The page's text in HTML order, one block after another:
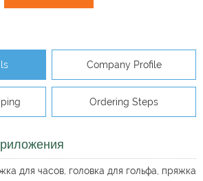
Company Profile
Ordering Steps
для часов, головка для гольфа, пряжка